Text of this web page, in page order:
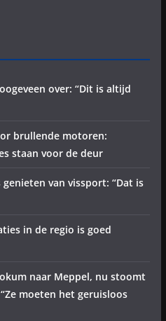
over: “Dit is altijd
brullende motoren:
staan voor de deur
van vissport: “Dat is
in de regio is goed
naar Meppel, nu stoomt
moeten het geruisloos